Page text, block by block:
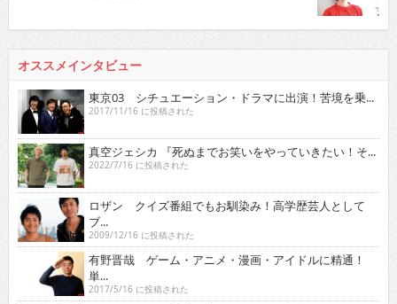
オススメインタビュー
東京03 シチュエーション・ドラマに出演！苦境を乗...
2017/11/16 に投稿された
真空ジェシカ 『死ぬまでお笑いをやっていきたい！そ...
2022/7/16 に投稿された
ロザン クイズ番組でもお馴染み！高学歴芸人として
ブ...
2009/12/16 に投稿された
有野晋哉 ゲーム・アニメ・漫画・アイドルに精通！
単...
2017/5/16 に投稿された